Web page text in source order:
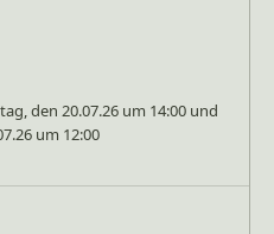
den 20.07.26 um 14:00 und
um 12:00